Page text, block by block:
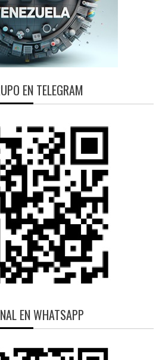
EN TELEGRAM
EN WHATSAPP